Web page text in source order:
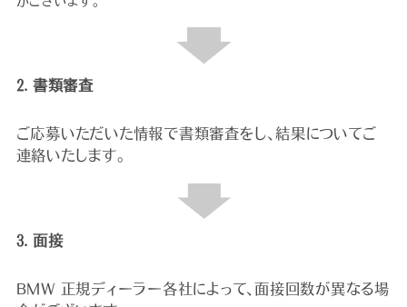
2. 書類審査
ご応募いただいた情報で書類審査をし、結果についてご
連絡いたします。
3. 面接
BMW 正規ディーラー各社によって、面接回数が異なる場